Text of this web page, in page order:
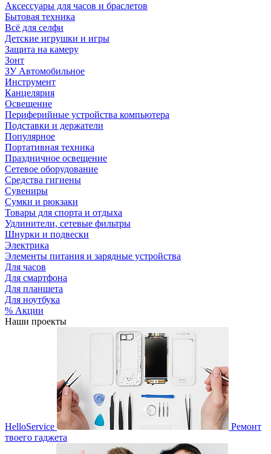
Аксессуары для часов и браслетов
Бытовая техника
Всё для селфи
Детские игрушки и игры
Защита на камеру
Зонт
ЗУ Автомобильное
Инструмент
Канцелярия
Освещение
Периферийные устройства компьютера
Подставки и держатели
Популярное
Портативная техника
Праздничное освещение
Сетевое оборудование
Средства гигиены
Сувениры
Сумки и рюкзаки
Товары для спорта и отдыха
Удлинители, сетевые фильтры
Шнурки и подвески
Электрика
Элементы питания и зарядные устройства
Для часов
Для смартфона
Для планшета
Для ноутбука
% Акции
Наши проекты
HelloService
Ремонт
твоего гаджета